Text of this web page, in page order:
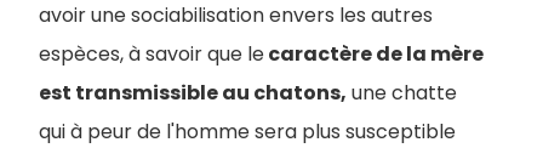
avoir une sociabilisation envers les autres
espèces, à savoir que lecaractère de la mère
est transmissible au chatons, une chatte
qui à peur de l'homme sera plus susceptible